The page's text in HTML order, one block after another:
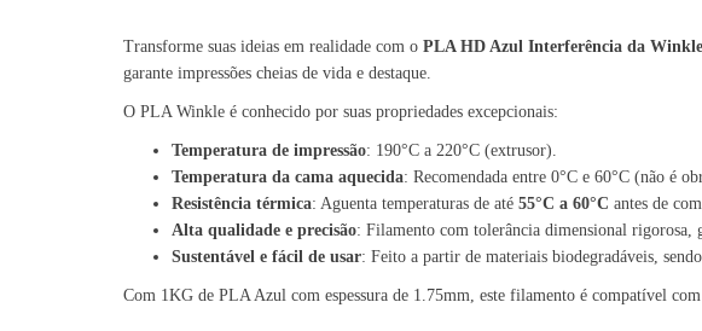
Transforme suas ideias em realidade com o PLA HD Azul Interferência da Winkle
garante impressões cheias de vida e destaque.
O PLA Winkle é conhecido por suas propriedades excepcionais:
Temperatura de impressão: 190°C a 220°C (extrusor).
Temperatura da cama aquecida: Recomendada entre 0°C e 60°C (não é
Resistência térmica: Aguenta temperaturas de até 55°C a 60°C antes de
Alta qualidade e precisão: Filamento com tolerância dimensional rigorosa,
Sustentável e fácil de usar: Feito a partir de materiais biodegradáveis,
Com 1KG de PLA Azul com espessura de 1.75mm, este filamento é compatível